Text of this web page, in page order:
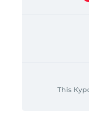
This